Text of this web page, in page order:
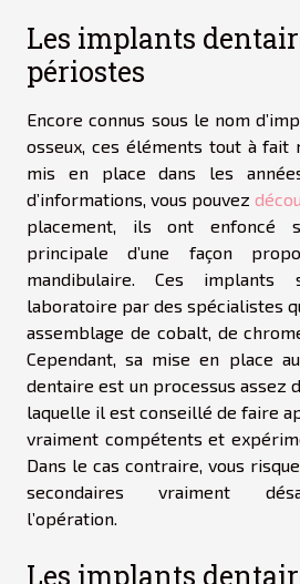
Les implants
périostes
Encore connus sous le nom
osseux, ces éléments tout à fait
mis en place dans les
d’informations, vous pouvez
placement, ils ont enfoncé
principale d’une façon
mandibulaire. Ces
laboratoire par des spécialistes
assemblage de cobalt, de
Cependant, sa mise en place
dentaire est un processus assez
laquelle il est conseillé de faire
vraiment compétents et
Dans le cas contraire, vous
secondaires vraiment
l’opération.
Les implants